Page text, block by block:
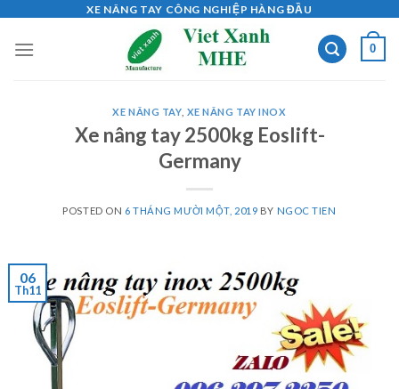
content
XE NÂNG TAY CÔNG NGHIỆP HÀNG ĐẦU
0
XE NÂNG TAY, XE NÂNG TAY INOX
Xe nâng tay 2500kg Eoslift-
Germany
POSTED ON 6 THÁNG MƯỜI MỘT, 2019 BY NGOC TIEN
06
Th11